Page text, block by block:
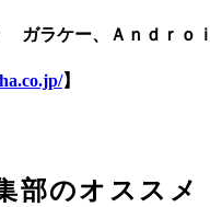
ガラケー、Ａｎｄｒｏ
】
部のオススメ